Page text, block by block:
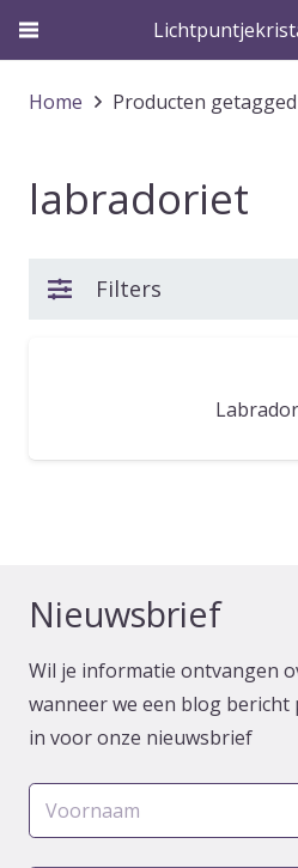
Home Producten
labradoriet
Filters
Nieuwsbrief
Wil je informatie ontvangen
wanneer we een blog bericht
in voor onze nieuwsbrief